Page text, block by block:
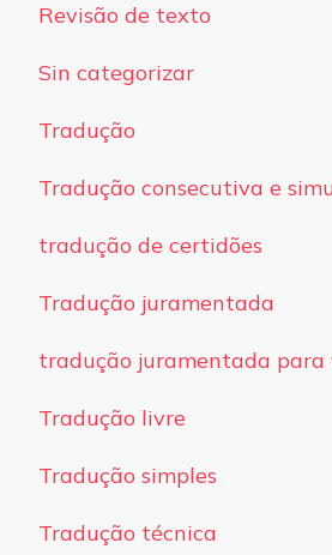
Revisão de texto
Sin categorizar
Tradução
Tradução consecutiva e
tradução de certidões
Tradução juramentada
tradução juramentada para
Tradução livre
Tradução simples
Tradução técnica